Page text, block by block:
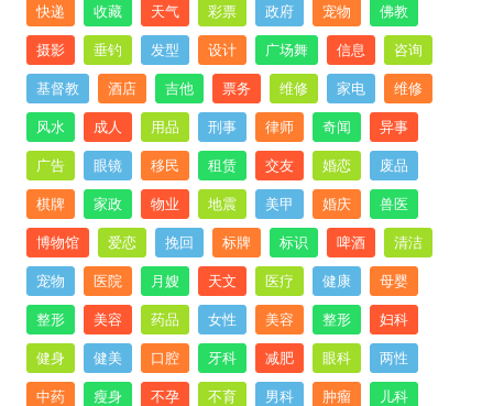
快递 收藏 天气 彩票 政府 宠物 佛教
摄影 垂钓 发型 设计 广场舞 信息 咨询
基督教 酒店 吉他 票务 维修 家电 维修
风水 成人 用品 刑事 律师 奇闻 异事
广告 眼镜 移民 租赁 交友 婚恋 废品
棋牌 家政 物业 地震 美甲 婚庆 兽医
博物馆 爱恋 挽回 标牌 标识 啤酒 清洁
宠物 医院 月嫂 天文 医疗 健康 母婴
整形 美容 药品 女性 美容 整形 妇科
健身 健美 口腔 牙科 减肥 眼科 两性
中药 瘦身 不孕 不育 男科 肿瘤 儿科